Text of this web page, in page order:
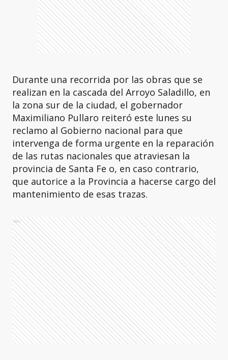
Durante una recorrida por las obras que se
realizan en la cascada del Arroyo Saladillo, en
la zona sur de la ciudad, el gobernador
Maximiliano Pullaro reiteró este lunes su
reclamo al Gobierno nacional para que
intervenga de forma urgente en la reparación
de las rutas nacionales que atraviesan la
provincia de Santa Fe o, en caso contrario,
que autorice a la Provincia a hacerse cargo del
mantenimiento de esas trazas.
Ads